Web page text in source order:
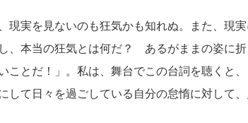
実を見ないのも狂気かも知れぬ。また、現
、本当の狂気とは何だ？ あるがままの姿に
ことだ！」。私は、舞台でこの台詞を聴くと、
して日々を過ごしている自分の怠惰に対して